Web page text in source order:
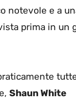
notevole e a
prima in un
Shaun White